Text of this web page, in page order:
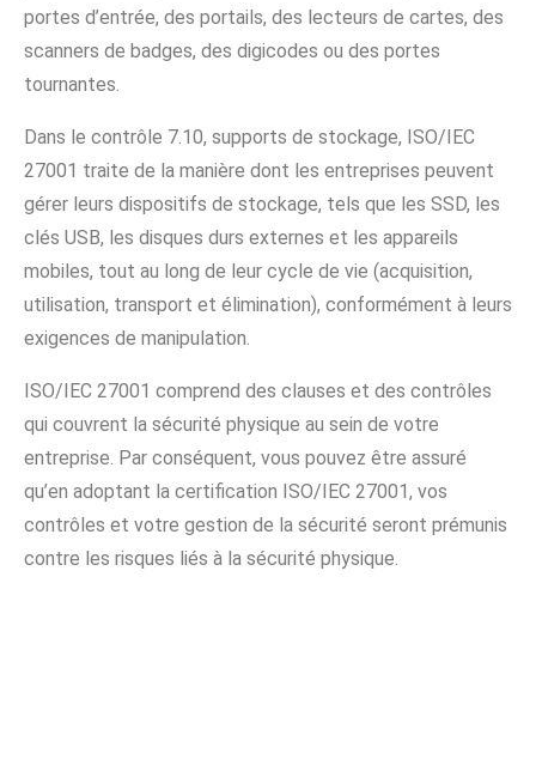
portes d’entrée, des portails, des lecteurs de cartes, des
scanners de badges, des digicodes ou des portes
tournantes.
Dans le contrôle 7.10, supports de stockage, ISO/IEC
27001 traite de la manière dont les entreprises peuvent
gérer leurs dispositifs de stockage, tels que les SSD, les
clés USB, les disques durs externes et les appareils
mobiles, tout au long de leur cycle de vie (acquisition,
utilisation, transport et élimination), conformément à leurs
exigences de manipulation.
ISO/IEC 27001 comprend des clauses et des contrôles
qui couvrent la sécurité physique au sein de votre
entreprise. Par conséquent, vous pouvez être assuré
qu’en adoptant la certification ISO/IEC 27001, vos
contrôles et votre gestion de la sécurité seront prémunis
contre les risques liés à la sécurité physique.